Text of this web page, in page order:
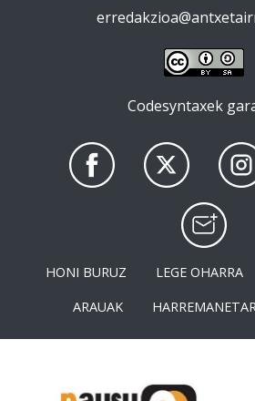
Codesyntaxek
HONI BURUZ LEGE OHARRA
ARAUAK